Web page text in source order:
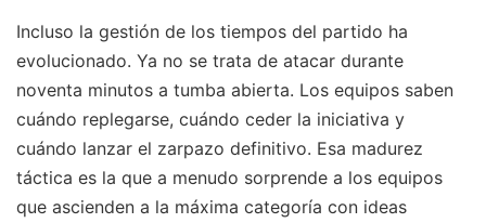
Incluso la gestión de los tiempos del partido ha
evolucionado. Ya no se trata de atacar durante
noventa minutos a tumba abierta. Los equipos saben
cuándo replegarse, cuándo ceder la iniciativa y
cuándo lanzar el zarpazo definitivo. Esa madurez
táctica es la que a menudo sorprende a los equipos
que ascienden a la máxima categoría con ideas